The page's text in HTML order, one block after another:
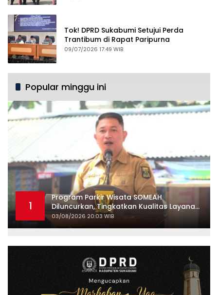
Tok! DPRD Sukabumi Setujui Perda
Trantibum di Rapat Paripurna
09/07/2026 17:49 WIB
Popular minggu ini
1
Program Parkir Wisata SOMEAH
Diluncurkan, Tingkatkan Kualitas Layanan
Kepariwisataan
03/08/2026 20:03 WIB